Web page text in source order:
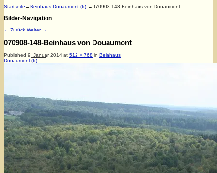
Startseite →Beinhaus Douaumont (fr) →070908-148-Beinhaus von Douaumont
Bilder-Navigation
← Zurück Weiter →
070908-148-Beinhaus von Douaumont
Published 9. Januar 2014 at 512 × 768 in Beinhaus
Douaumont (fr)